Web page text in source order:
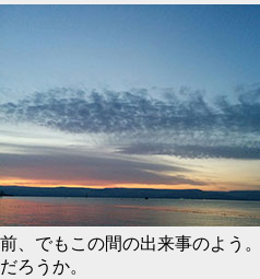
前、でもこの間の出来事のよう
だろうか。